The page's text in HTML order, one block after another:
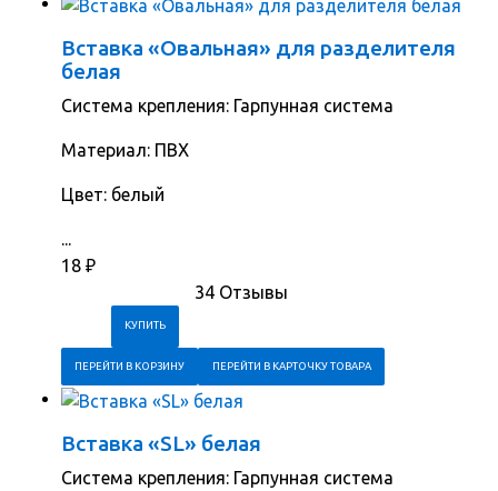
Вставка «Овальная» для разделителя
белая
Система крепления: Гарпунная система
Материал: ПВХ
Цвет: белый
...
18 ₽
34 Отзывы
ПЕРЕЙТИ В КОРЗИНУ ПЕРЕЙТИ В КАРТОЧКУ ТОВАРА
Вставка «SL» белая
Система крепления: Гарпунная система